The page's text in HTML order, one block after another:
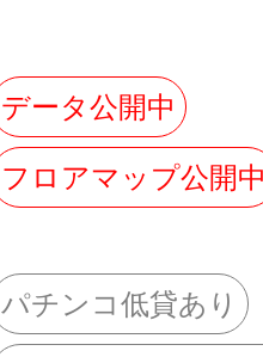
データ公開中
フロアマップ公開
パチンコ低貸あり